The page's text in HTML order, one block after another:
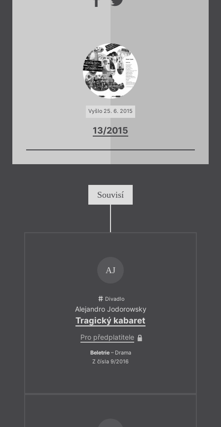
Vyšlo 25. 6. 2015
13/2015
Souvisí
AJ
Divadlo
Alejandro Jodorowsky
Tragický kabaret
Pro předplatitele
Beletrie– Drama
Z čísla 9/2016